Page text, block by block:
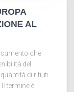
AL
che
del
di rifiuti
termine è